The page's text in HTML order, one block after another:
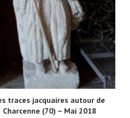
traces jacquaires autour de
Charcenne (70) – Mai 2018